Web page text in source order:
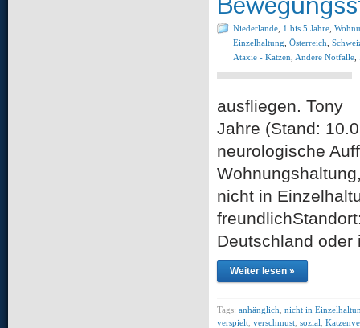
Niederlande 1 bis 5 Jahre
Einzelhaltung Österreich
Ataxie - Katzen Andere Notfälle
ausfliegen.
Jahre (Stand:
neurologische
nicht in
Deutschland
Weiter lesen »
Tags: anhänglich nicht in
verspielt verschmust sozial